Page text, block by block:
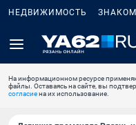
НЕДВИЖИМОСТЬ
На информационном ресурсе
файлы. Оставаясь на сайте, вы
согласиена их использование.